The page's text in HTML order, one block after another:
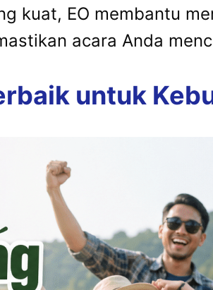
kuat, EO membantu
acara Anda
untuk